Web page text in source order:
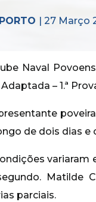
| 27 Março
Naval
Adaptada – 1.ª
de dois dias e
variaram
Matilde
parciais.